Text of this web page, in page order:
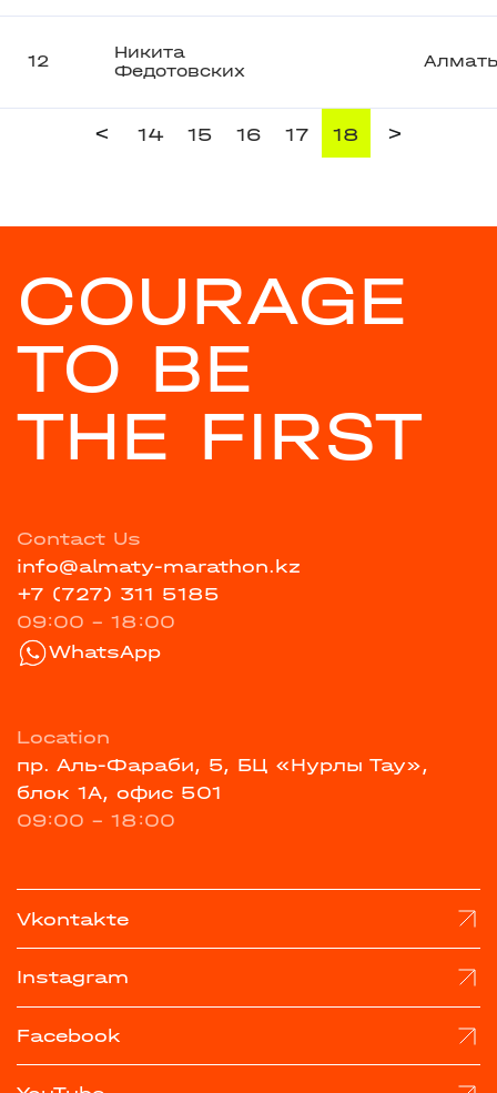
12
Никита
Федотовских
< 14 15 16 17 18 >
COURAGE
TO BE
THE FIRST
Contact Us
info@almaty-marathon.kz
+7 (727) 311 5185
09:00 - 18:00
WhatsApp
Location
пр. Аль-Фараби, 5, БЦ «Нурлы Тау»,
блок 1А, офис 501
09:00 - 18:00
Vkontakte
Instagram
Facebook